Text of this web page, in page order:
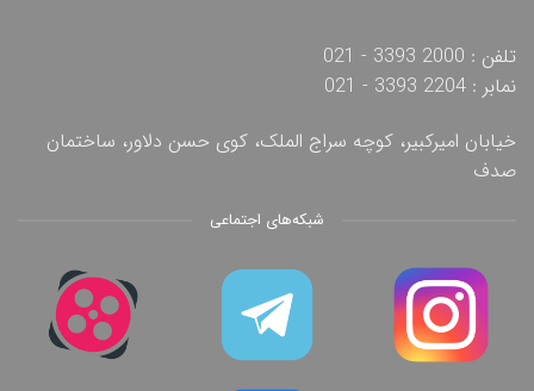
تلفن : 2000 3393 - 021
نمابر : 2204 3393 - 021
خیابان امیرکبیر، کوچه سراج الملک، کوی حسن دلاور، ساختمان
صدف
شبکه‌های اجتماعی